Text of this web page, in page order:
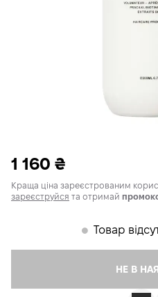
1 160 ₴
Краща ціна зареєстрованим
зареєструйся та отримай
𒊹 Товар
НЕ В